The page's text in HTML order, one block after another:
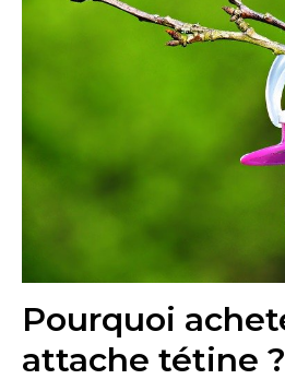
Pourquoi
attache tétine ?